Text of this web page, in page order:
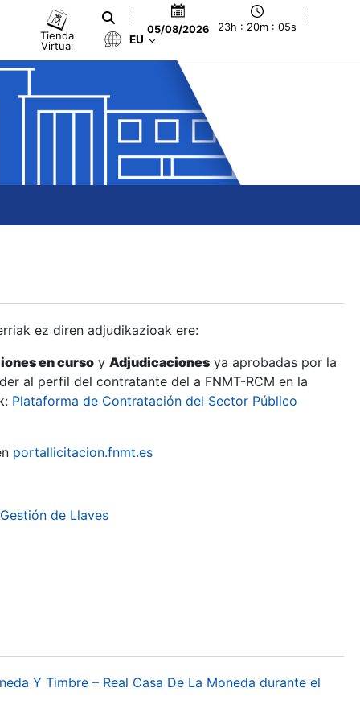
Tienda
Virtual
05/08/2026 23h : 20m : 06s
EU
ez diren adjudikazioak ere:
en curso y Adjudicaciones ya aprobadas por la
al perfil del contratante del a FNMT-RCM en la
Plataforma de Contratación del Sector Público
portallicitacion.fnmt.es
de Llaves
Y Timbre – Real Casa De La Moneda durante el